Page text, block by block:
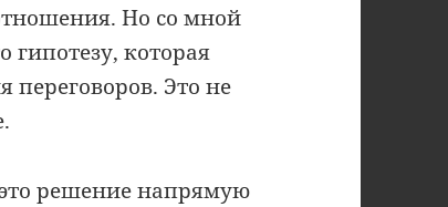
Но со мной
гипотезу, которая
переговоров. Это не
решение напрямую